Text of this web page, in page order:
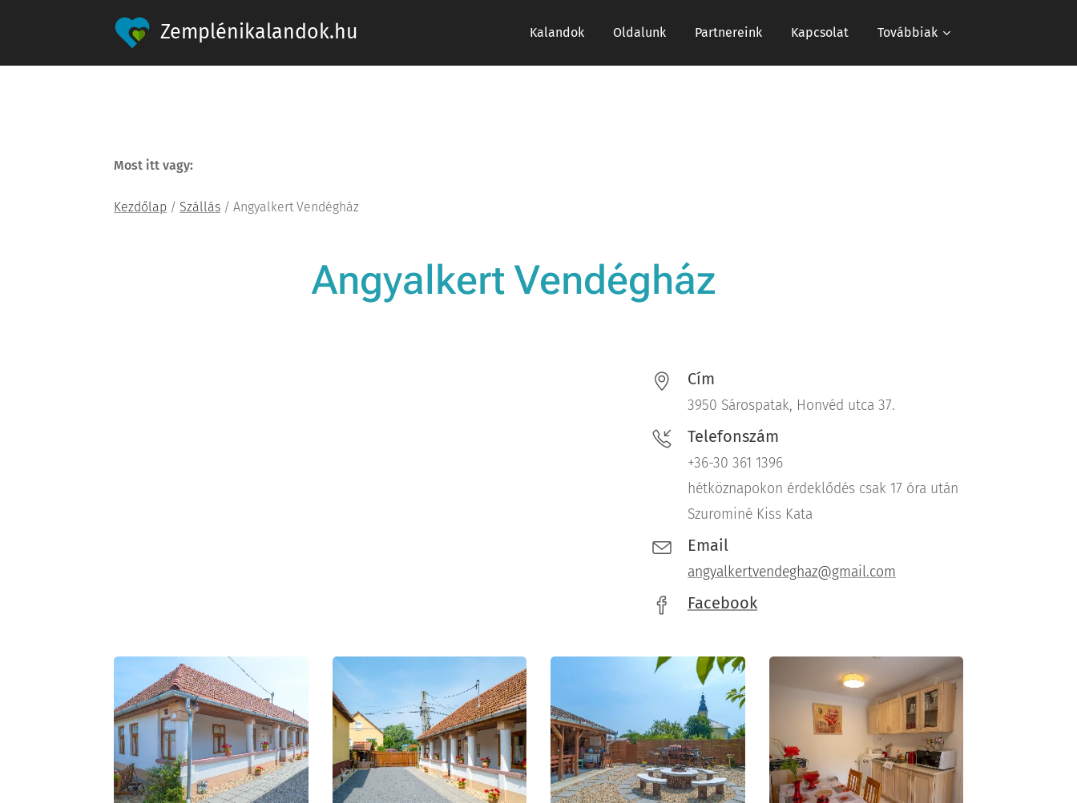
Zemplénikalandok.hu Kalandok Oldalunk Partnereink Kapcsolat Továbbiak
Most itt vagy:
Kezdőlap / Szállás / Angyalkert Vendégház
Angyalkert Vendégház
Cím
3950 Sárospatak, Honvéd utca 37.
Telefonszám
+36-30 361 1396
hétköznapokon érdeklődés csak 17 óra után
Szurominé Kiss Kata
Email
angyalkertvendeghaz@gmail.com
Facebook